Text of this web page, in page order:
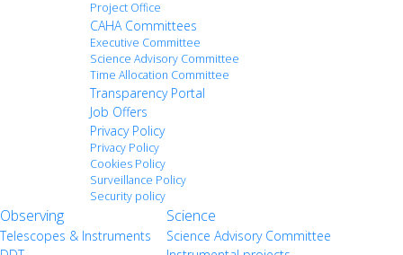
Project Office
CAHA Committees
Executive Committee
Science Advisory Committee
Time Allocation Committee
Transparency Portal
Job Offers
Privacy Policy
Privacy Policy
Cookies Policy
Surveillance Policy
Security policy
Observing
Telescopes & Instruments
Science
Science Advisory Committee